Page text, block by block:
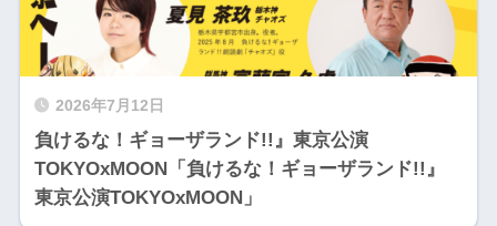
2026年7月12日
負けるな！ギョーザランド!!』東京公演
TOKYOxMOON「負けるな！ギョーザランド!!』
東京公演TOKYOxMOON」